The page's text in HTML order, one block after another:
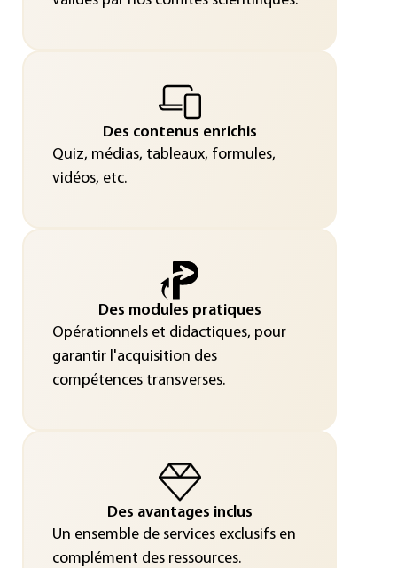
Des contenus enrichis
Quiz, médias, tableaux, formules,
vidéos, etc.
Des modules pratiques
Opérationnels et didactiques, pour
garantir l'acquisition des
compétences transverses.
Des avantages inclus
Un ensemble de services exclusifs en
complément des ressources.